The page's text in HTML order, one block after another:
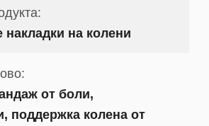
на колени
от боли,
поддержка колена от